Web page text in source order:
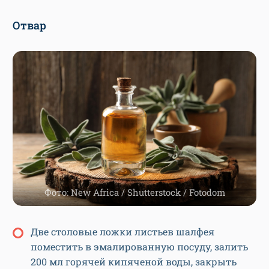
Отвар
Фото: New Africa / Shutterstock / Fotodom
Две столовые ложки листьев шалфея
поместить в эмалированную посуду, залить
200 мл горячей кипяченой воды, закрыть